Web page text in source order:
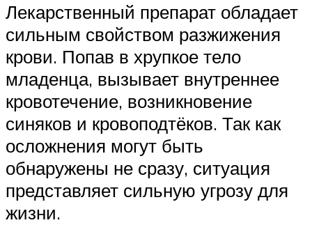
Лекарственный препарат обладает
сильным свойством разжижения
крови. Попав в хрупкое тело
младенца, вызывает внутреннее
кровотечение, возникновение
синяков и кровоподтёков. Так как
осложнения могут быть
обнаружены не сразу, ситуация
представляет сильную угрозу для
жизни.